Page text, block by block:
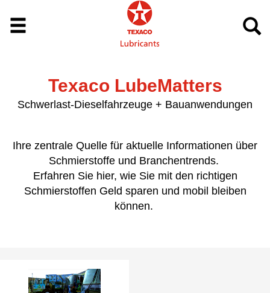
Texaco LubeMatters
Schwerlast-Dieselfahrzeuge + Bauanwendungen
Ihre zentrale Quelle für aktuelle Informationen über
Schmierstoffe und Branchentrends.
Erfahren Sie hier, wie Sie mit den richtigen
Schmierstoffen Geld sparen und mobil bleiben
können.